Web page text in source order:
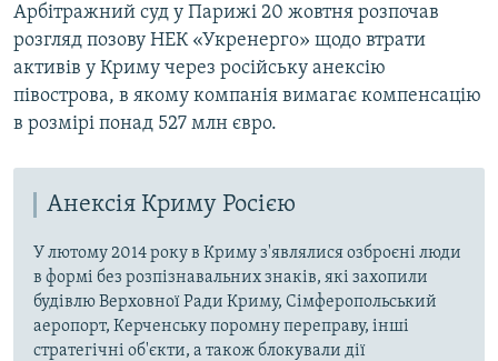
Арбітражний суд у Парижі 20 жовтня розпочав
розгляд позову НЕК «Укренерго» щодо втрати
активів у Криму через російську анексію
півострова, в якому компанія вимагає компенсацію
в розмірі понад 527 млн євро.
Анексія Криму Росією
У лютому 2014 року в Криму з'являлися озброєні люди
в формі без розпізнавальних знаків, які захопили
будівлю Верховної Ради Криму, Сімферопольський
аеропорт, Керченську поромну переправу, інші
стратегічні об'єкти, а також блокували дії